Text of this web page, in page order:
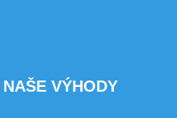
NAŠE VÝHODY